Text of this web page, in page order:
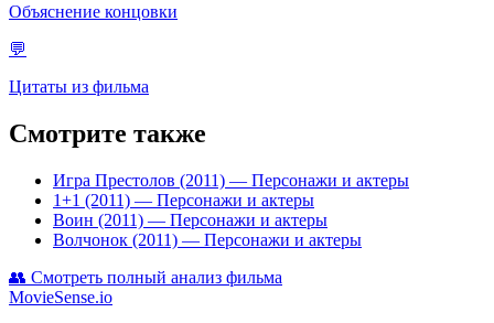
Объяснение концовки
💬
Цитаты из фильма
Смотрите также
Игра Престолов (2011) — Персонажи и актеры
1+1 (2011) — Персонажи и актеры
Воин (2011) — Персонажи и актеры
Волчонок (2011) — Персонажи и актеры
👥 Смотреть полный анализ фильма
MovieSense.io